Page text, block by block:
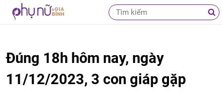
Đúng 18h hôm nay, ngày
11/12/2023, 3 con giáp gặp